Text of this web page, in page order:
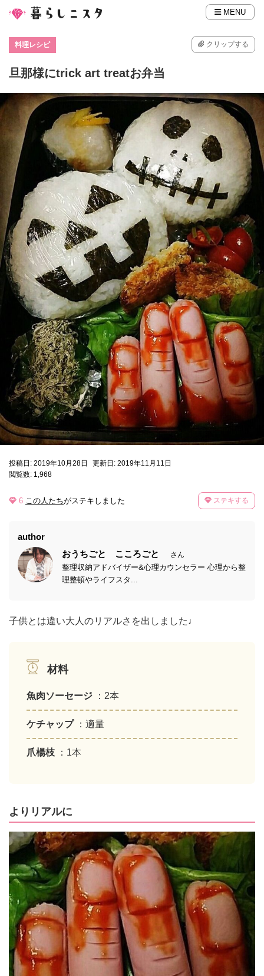
MENU
料理レシピ クリップする
旦那様にtrick art treatお弁当
投稿日: 2019年10月28日
更新日: 2019年11月11日
閲覧数: 1,968
6 この人たちがステキしました ステキする
author
おうちごと こころごと
さん
整理収納アドバイザー&心理カウンセラー 心理から整
理整頓やライフスタ...
子供とは違い大人のリアルさを出しました♩
材料
魚肉ソーセージ ：2本
ケチャップ ：適量
爪楊枝 ：1本
よりリアルに